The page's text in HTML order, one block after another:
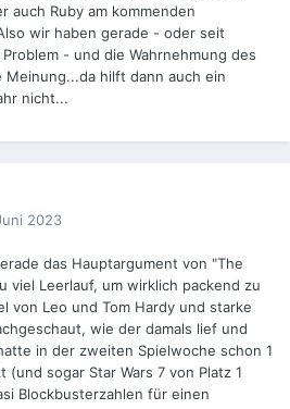
auch Ruby am kommenden
wir haben gerade - oder seit
- und die Wahrnehmung des
Meinung...da hilft dann auch ein
nicht...
2023
das Hauptargument von "The
viel Leerlauf, um wirklich packend zu
von Leo und Tom Hardy und starke
wie der damals lief und
in der zweiten Spielwoche schon 1
(und sogar Star Wars 7 von Platz 1
Blockbusterzahlen für einen